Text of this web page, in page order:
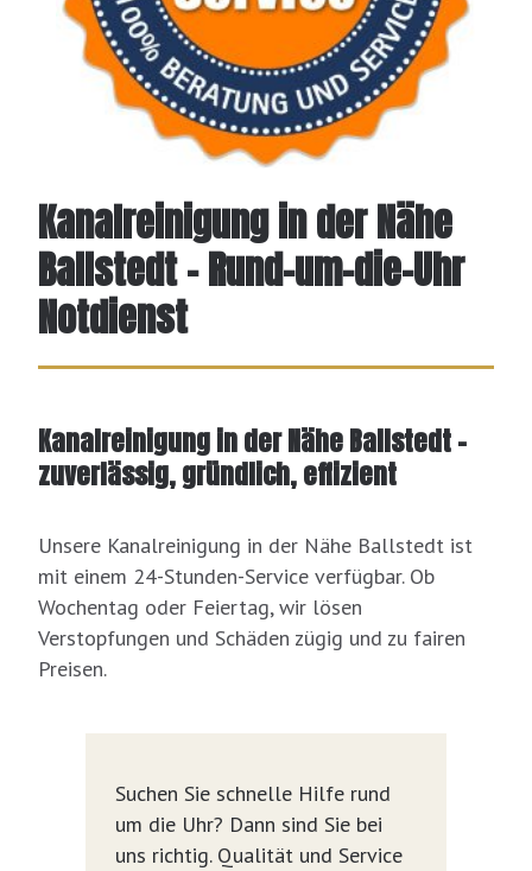
Kanalreinigung in der Nähe
Ballstedt - Rund-um-die-Uhr
Notdienst
Kanalreinigung in der Nähe Ballstedt –
zuverlässig, gründlich, effizient
Unsere Kanalreinigung in der Nähe Ballstedt ist
mit einem 24-Stunden-Service verfügbar. Ob
Wochentag oder Feiertag, wir lösen
Verstopfungen und Schäden zügig und zu fairen
Preisen.
Suchen Sie schnelle Hilfe rund
um die Uhr? Dann sind Sie bei
uns richtig. Qualität und Service